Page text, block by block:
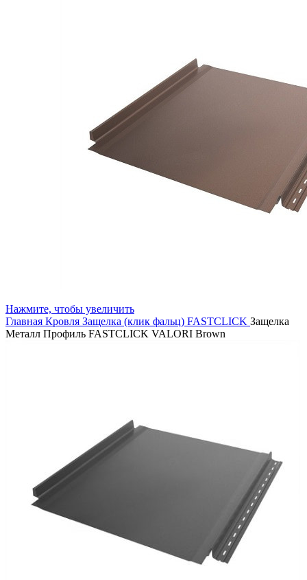
Нажмите, чтобы увеличить
Главная Кровля Защелка (клик фальц) FASTCLICK Защелка
Металл Профиль FASTCLICK VALORI Brown